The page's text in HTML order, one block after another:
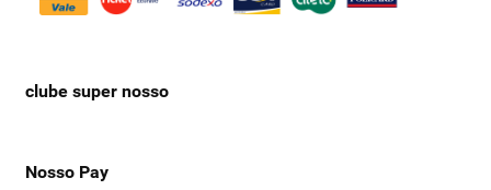
clube super nosso
Nosso Pay